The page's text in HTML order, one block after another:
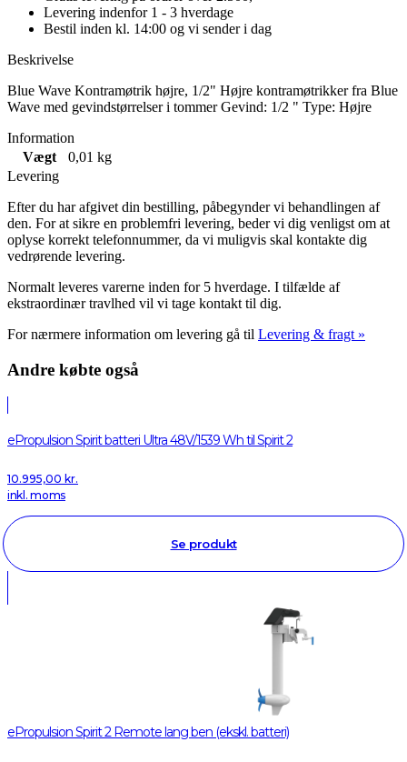
Levering indenfor 1 - 3 hverdage
Bestil inden kl. 14:00 og vi sender i dag
Beskrivelse
Blue Wave Kontramøtrik højre, 1/2" Højre kontramøtrikker fra Blue
Wave med gevindstørrelser i tommer Gevind: 1/2 " Type: Højre
Information
Vægt
0,01 kg
Levering
Efter du har afgivet din bestilling, påbegynder vi behandlingen af
den. For at sikre en problemfri levering, beder vi dig venligst om at
oplyse korrekt telefonnummer, da vi muligvis skal kontakte dig
vedrørende levering.
Normalt leveres varerne inden for 5 hverdage. I tilfælde af
ekstraordinær travlhed vil vi tage kontakt til dig.
For nærmere information om levering gå til Levering & fragt »
Andre købte også
ePropulsion Spirit batteri Ultra 48V/1539 Wh til Spirit 2
10.995,00 kr.
inkl. moms
Se produkt
ePropulsion Spirit 2 Remote lang ben (ekskl. batteri)